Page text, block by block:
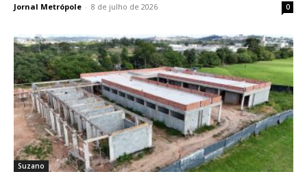
Jornal Metrópole - 8 de julho de 2026 0
Suzano